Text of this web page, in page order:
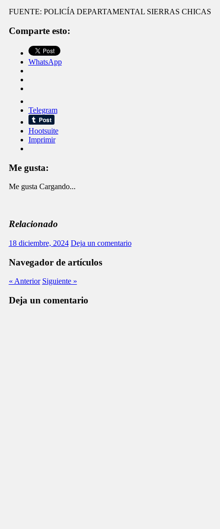
FUENTE: POLICÍA DEPARTAMENTAL SIERRAS CHICAS
Comparte esto:
WhatsApp
Telegram
Hootsuite
Imprimir
Me gusta:
Me gusta Cargando...
Relacionado
18 diciembre, 2024 Deja un comentario
Navegador de artículos
« Anterior Siguiente »
Deja un comentario